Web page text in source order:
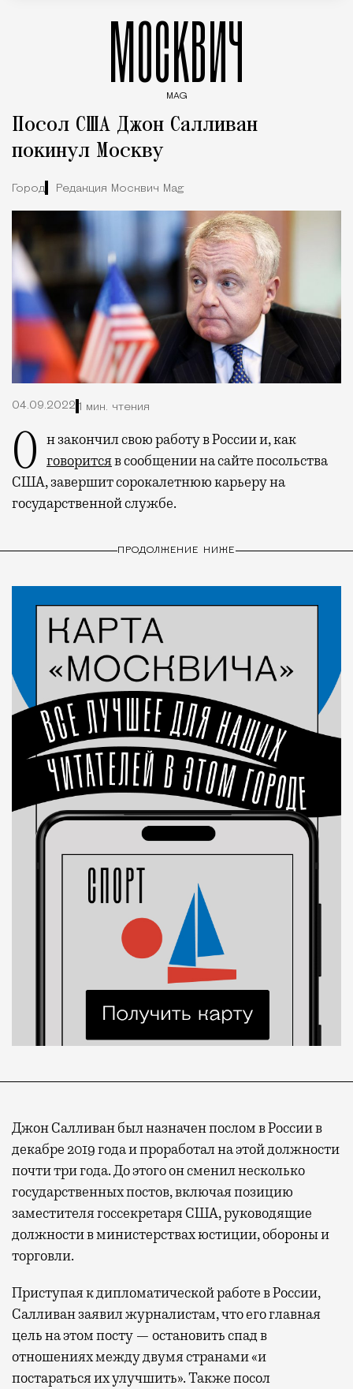
МОСКВИЧ
MAG
Посол США Джон Салливан
покинул Москву
Город Редакция Москвич Mag
04.09.2022 1 мин. чтения
Он закончил свою работу в России и, как
говоритсяв сообщении на сайте посольства
США, завершит сорокалетнюю карьеру на
государственной службе.
ПРОДОЛЖЕНИЕ НИЖЕ
Джон Салливан был назначен послом в России в
декабре 2019 года и проработал на этой должности
почти три года. До этого он сменил несколько
государственных постов, включая позицию
заместителя госсекретаря США, руководящие
должности в министерствах юстиции, обороны и
торговли.
Приступая к дипломатической работе в России,
Салливан заявил журналистам, что его главная
цель на этом посту — остановить спад в
отношениях между двумя странами «и
постараться их улучшить». Также посол